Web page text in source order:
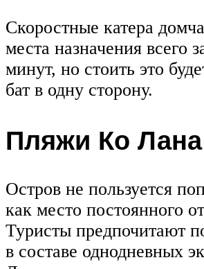
Скоростные катера
места назначения всего
минут, но стоить это
бат в одну сторону.
Пляжи Ко Лана
Остров не пользуется
как место постоянного
Туристы предпочитают
в составе однодневных